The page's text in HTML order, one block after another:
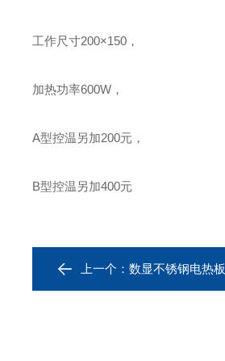
工作尺寸200×150，
加热功率600W，
A型控温另加200元，
B型控温另加400元
上一个： 数显不锈钢电热板